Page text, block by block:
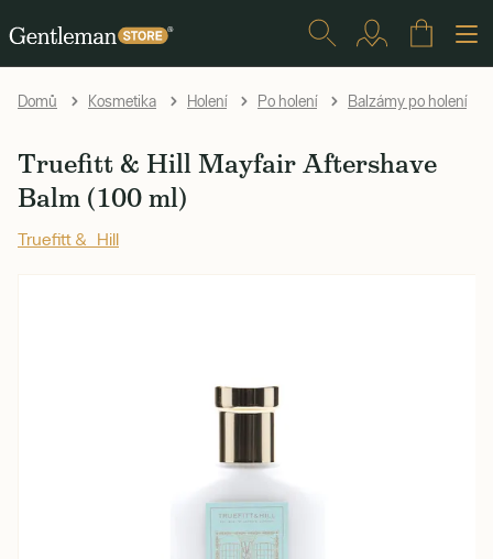
Domů Kosmetika Holení Po holení Balzámy po holení
Truefitt & Hill Mayfair Aftershave
Balm (100 ml)
Truefitt & Hill